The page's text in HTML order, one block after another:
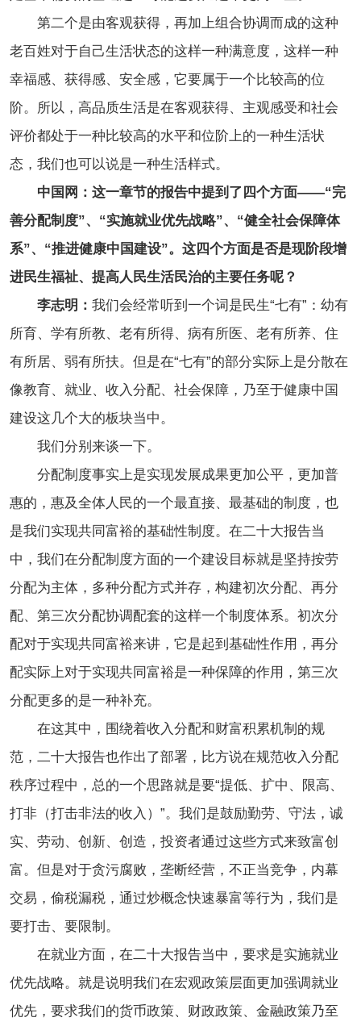
第二个是由客观获得，再加上组合协调而成的这种
老百姓对于自己生活状态的这样一种满意度，这样一种
幸福感、获得感、安全感，它要属于一个比较高的位
阶。所以，高品质生活是在客观获得、主观感受和社会
评价都处于一种比较高的水平和位阶上的一种生活状
态，我们也可以说是一种生活样式。
中国网：这一章节的报告中提到了四个方面——“完
善分配制度”、“实施就业优先战略”、“健全社会保障体
系”、“推进健康中国建设”。这四个方面是否是现阶段增
进民生福祉、提高人民生活民治的主要任务呢？
李志明： 我们会经常听到一个词是民生“七有”：幼有
所育、学有所教、老有所得、病有所医、老有所养、住
有所居、弱有所扶。但是在“七有”的部分实际上是分散在
像教育、就业、收入分配、社会保障，乃至于健康中国
建设这几个大的板块当中。
我们分别来谈一下。
分配制度事实上是实现发展成果更加公平，更加普
惠的，惠及全体人民的一个最直接、最基础的制度，也
是我们实现共同富裕的基础性制度。在二十大报告当
中，我们在分配制度方面的一个建设目标就是坚持按劳
分配为主体，多种分配方式并存，构建初次分配、再分
配、第三次分配协调配套的这样一个制度体系。初次分
配对于实现共同富裕来讲，它是起到基础性作用，再分
配实际上对于实现共同富裕是一种保障的作用，第三次
分配更多的是一种补充。
在这其中，围绕着收入分配和财富积累机制的规
范，二十大报告也作出了部署，比方说在规范收入分配
秩序过程中，总的一个思路就是要“提低、扩中、限高、
打非（打击非法的收入）”。我们是鼓励勤劳、守法，诚
实、劳动、创新、创造，投资者通过这些方式来致富创
富。但是对于贪污腐败，垄断经营，不正当竞争，内幕
交易，偷税漏税，通过炒概念快速暴富等行为，我们是
要打击、要限制。
在就业方面，在二十大报告当中，要求是实施就业
优先战略。就是说明我们在宏观政策层面更加强调就业
优先，要求我们的货币政策、财政政策、金融政策乃至